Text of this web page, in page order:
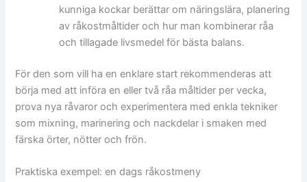
kunniga kockar berättar om näringslära, planering
av råkostmåltider och hur man kombinerar råa
och tillagade livsmedel för bästa balans.
För den som vill ha en enklare start rekommenderas att
börja med att införa en eller två råa måltider per vecka,
prova nya råvaror och experimentera med enkla tekniker
som mixning, marinering och nackdelar i smaken med
färska örter, nötter och frön.
Praktiska exempel: en dags råkostmeny